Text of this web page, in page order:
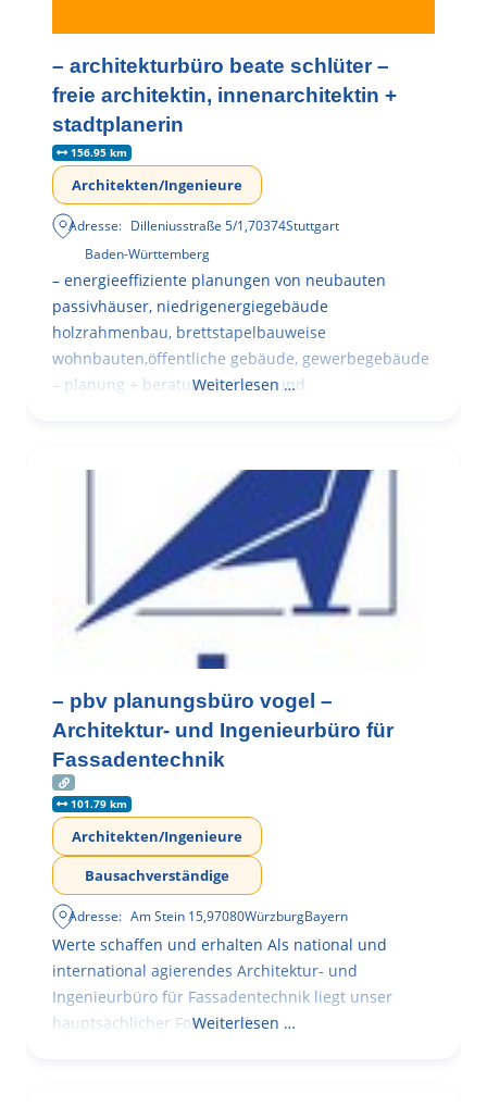
– architekturbüro beate schlüter –
freie architektin, innenarchitektin +
stadtplanerin
156.95 km
Architekten/Ingenieure
Adresse: Dilleniusstraße 5/1,70374Stuttgart
Baden-Württemberg
– energieeffiziente planungen von neubauten
passivhäuser, niedrigenergiegebäude
holzrahmenbau, brettstapelbauweise
wohnbauten,öffentliche gebäude, gewerbegebäude
– planung + beratung bei an – und
Weiterlesen …
– pbv planungsbüro vogel –
Architektur- und Ingenieurbüro für
Fassadentechnik
101.79 km
Architekten/Ingenieure
Bausachverständige
Adresse: Am Stein 15,97080WürzburgBayern
Werte schaffen und erhalten Als national und
international agierendes Architektur- und
Ingenieurbüro für Fassadentechnik liegt unser
hauptsächlicher Fokus in der
Weiterlesen …